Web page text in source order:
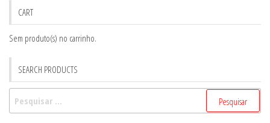
CART
Sem produto(s) no carrinho.
SEARCH PRODUCTS
Pesquisar
por: